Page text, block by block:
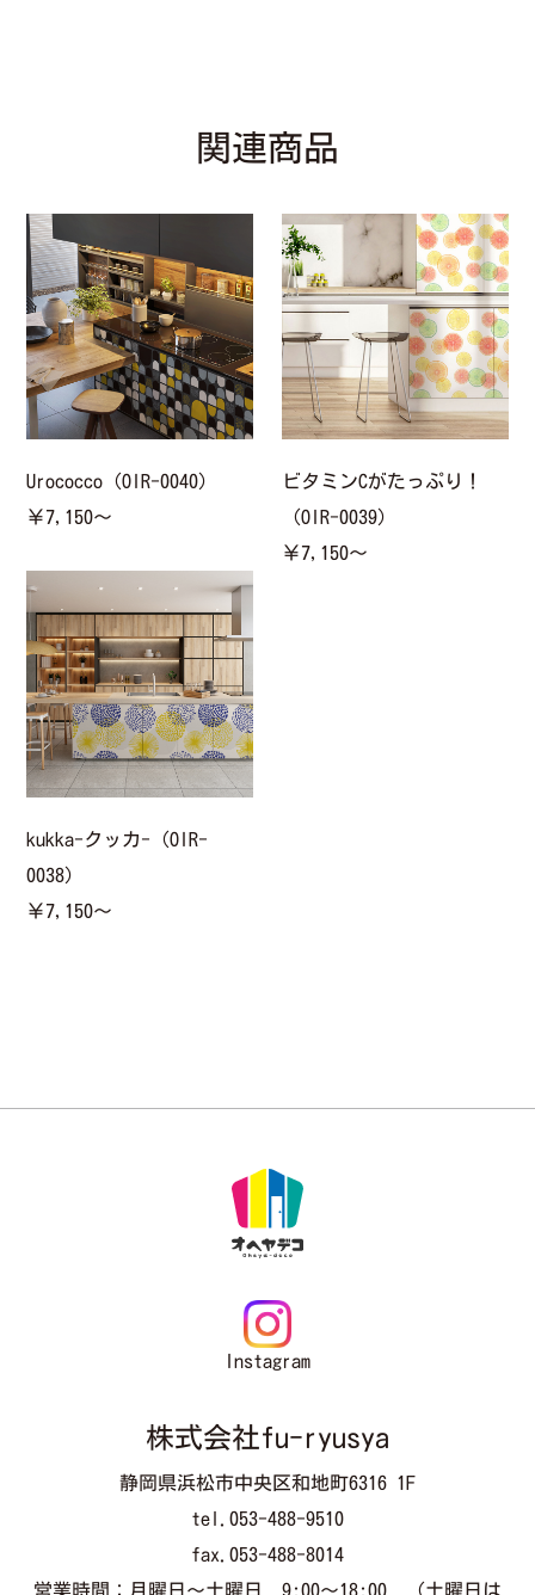
関連商品
Urococco（OIR-0040）
￥7,150〜
ビタミンCがたっぷり！
（OIR-0039）
￥7,150〜
kukka-クッカ-（OIR-
0038）
￥7,150〜
Instagram
株式会社fu-ryusya
静岡県浜松市中央区和地町6316 1F
tel.053-488-9510
fax.053-488-8014
営業時間：月曜日～土曜日 9:00～18:00 （土曜日は